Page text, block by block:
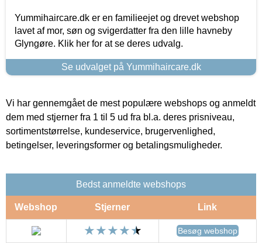
Yummihaircare.dk er en familieejet og drevet webshop
lavet af mor, søn og svigerdatter fra den lille havneby
Glyngøre. Klik her for at se deres udvalg.
Se udvalget på Yummihaircare.dk
Vi har gennemgået de mest populære webshops og anmeldt
dem med stjerner fra 1 til 5 ud fra bl.a. deres prisniveau,
sortimentstørrelse, kundeservice, brugervenlighed,
betingelser, leveringsformer og betalingsmuligheder.
Bedst anmeldte webshops
Webshop Stjerner Link
Besøg webshop